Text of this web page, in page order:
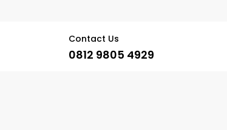
Contact Us
0812 9805 4929